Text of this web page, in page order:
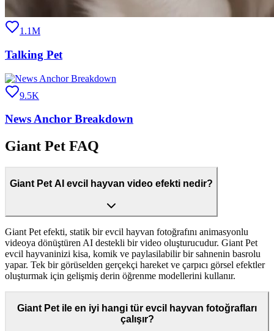
1.1M
Talking Pet
9.5K
News Anchor Breakdown
Giant Pet FAQ
Giant Pet AI evcil hayvan video efekti nedir?
Giant Pet efekti, statik bir evcil hayvan fotoğrafını animasyonlu
videoya dönüştüren AI destekli bir video oluşturucudur. Giant Pet
evcil hayvaninizi kisa, komik ve paylasilabilir bir sahnenin basrolu
yapar. Tek bir görüselden gerçekçi hareket ve çarpıcı görsel efektler
oluşturmak için gelişmiş derin öğrenme modellerini kullanır.
Giant Pet ile en iyi hangi tür evcil hayvan fotoğrafları
çalışır?